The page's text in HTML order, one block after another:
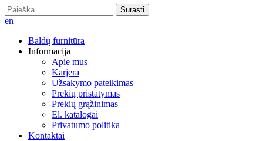
Surasti
en
Baldų furnitūra
Informacija
Apie mus
Karjera
Užsakymo pateikimas
Prekių pristatymas
Prekių grąžinimas
El. katalogai
Privatumo politika
Kontaktai